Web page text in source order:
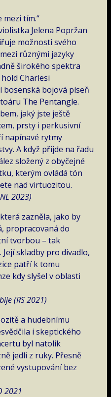
mezi tím.“
Jelena Popržan
možnosti svého
různými jazyky
širokého spektra
Charlesi
bosenská bojová píseň
The Pentangle.
jaký jste ještě
prsty i perkusivní
napínavé rytmy
A když přijde na řadu
složený z obyčejné
kterým ovládá tón
nad virtuozitou.
2023)
zazněla, jako by
propracovaná do
tvorbou – tak
skladby pro divadlo,
patří k tomu
kdy slyšel v oblasti
(RS 2021)
a hudebnímu
i skeptického
byl natolik
jedli z ruky. Přesně
vystupování bez
2021